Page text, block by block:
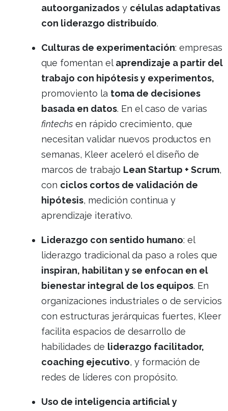
autoorganizadosy células adaptativas
con liderazgo distribuído.
Culturas de experimentación: empresas
que fomentan elaprendizaje a partir del
trabajo con hipótesis y experimentos,
promoviento la toma de decisiones
basada en datos. En el caso de varias
fintechsen rápido crecimiento, que
necesitan validar nuevos productos en
semanas, Kleer aceleró el diseño de
marcos de trabajo Lean Startup + Scrum,
con ciclos cortos de validación de
hipótesis, medición continua y
aprendizaje iterativo.
Liderazgo con sentido humano: el
liderazgo tradicional da paso a roles que
inspiran, habilitan y se enfocan en el
bienestar integral de los equipos. En
organizaciones industriales o de servicios
con estructuras jerárquicas fuertes, Kleer
facilita espacios de desarrollo de
habilidades de liderazgo facilitador,
coaching ejecutivo, y formación de
redes de líderes con propósito.
Uso de inteligencia artificial y